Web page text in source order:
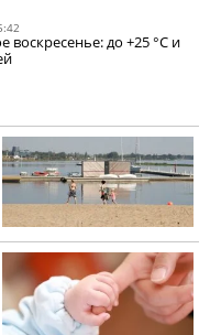
воскресенье: до +25 °C и